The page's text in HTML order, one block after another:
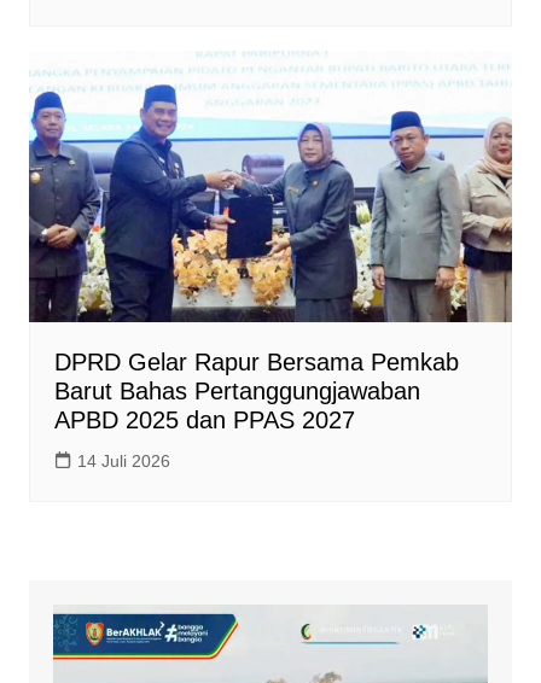
DPRD Gelar Rapur Bersama Pemkab
Barut Bahas Pertanggungjawaban
APBD 2025 dan PPAS 2027
14 Juli 2026